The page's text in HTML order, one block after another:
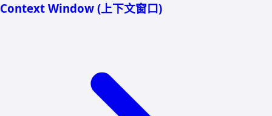
Context Window (上下文窗口)